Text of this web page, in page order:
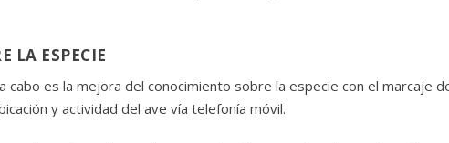
LA ESPECIE
cabo es la mejora del conocimiento sobre la especie con el marcaje
y actividad del ave vía telefonía móvil.